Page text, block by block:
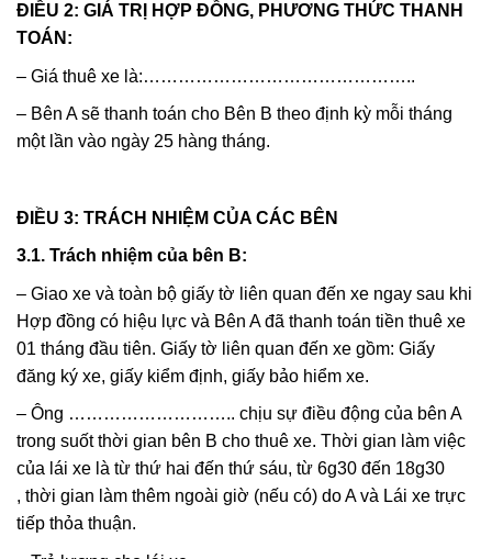
ĐIỀU 2: GIÁ TRỊ HỢP ĐỒNG, PHƯƠNG THỨC THANH
TOÁN:
– Giá thuê xe là:………………………………………..
– Bên A sẽ thanh toán cho Bên B theo định kỳ mỗi tháng
một lần vào ngày 25 hàng tháng.
ĐIỀU 3: TRÁCH NHIỆM CỦA CÁC BÊN
3.1. Trách nhiệm của bên B:
– Giao xe và toàn bộ giấy tờ liên quan đến xe ngay sau khi
Hợp đồng có hiệu lực và Bên A đã thanh toán tiền thuê xe
01 tháng đầu tiên. Giấy tờ liên quan đến xe gồm: Giấy
đăng ký xe, giấy kiểm định, giấy bảo hiểm xe.
– Ông ……………………….. chịu sự điều động của bên A
trong suốt thời gian bên B cho thuê xe. Thời gian làm việc
của lái xe là từ thứ hai đến thứ sáu, từ 6g30 đến 18g30
, thời gian làm thêm ngoài giờ (nếu có) do A và Lái xe trực
tiếp thỏa thuận.